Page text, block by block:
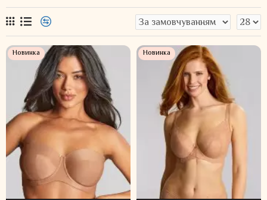
Новинка Новинка